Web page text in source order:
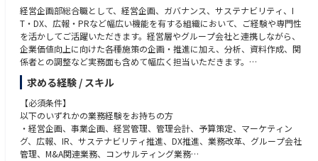
経営企画部総合職として、経営企画、ガバナンス、サステナビリティ、I
T・DX、広報・PRなど幅広い機能を有する組織において、ご経験や専門性
を活かしてご活躍いただきます。経営層やグループ会社と連携しながら、
企業価値向上に向けた各種施策の企画・推進に加え、分析、資料作成、関
係者との調整など実務面も含めて幅広く担当いただきます。
〇主な業務内容
・市場分析、競合分析、自社分析・経営分析および経営戦略の立案
・グループ会社管理及びガバナンス強化・IR、広報、PR業務
・コーポレートブランディングおよびマーケティング施策の企画・推進
・サステナビリティ関連施策の企画
・立案・DX推進および業務改革・経営会議、取締役会資料等の作成
・その他企業価値向上に関する各種施策の企画、推進など
求める経験 / スキル
【必須条件】
以下のいずれかの業務経験をお持ちの方
・経営企画、事業企画、経営管理、管理会計、予算策定、マーケティン
グ、広報、IR、サステナビリティ推進、DX推進、業務改革、グループ会社
管理、M&A関連業務、コンサルティング業務